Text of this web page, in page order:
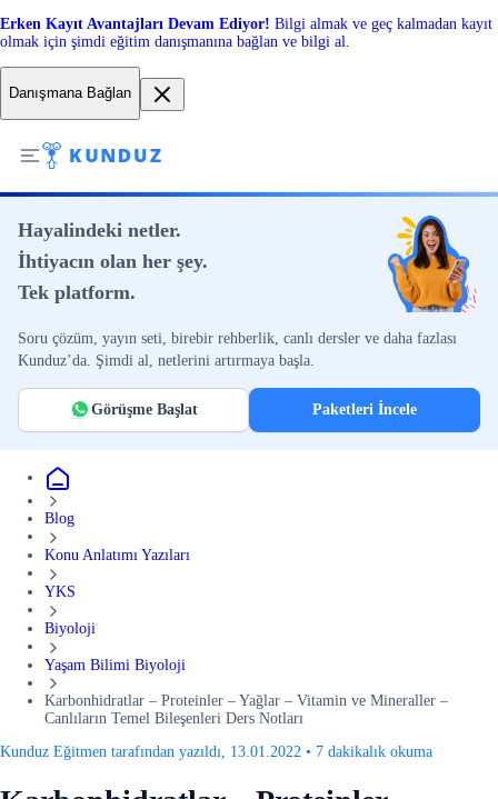
Erken Kayıt Avantajları Devam Ediyor! Bilgi almak ve geç kalmadan kayıt
olmak için şimdi eğitim danışmanına bağlan ve bilgi al.
Danışmana Bağlan
Hayalindeki netler.
İhtiyacın olan her şey.
Tek platform.
Soru çözüm, yayın seti, birebir rehberlik, canlı dersler ve daha fazlası
Kunduz’da. Şimdi al, netlerini artırmaya başla.
Görüşme Başlat Paketleri İncele
Blog
Konu Anlatımı Yazıları
YKS
Biyoloji
Yaşam Bilimi Biyoloji
Karbonhidratlar – Proteinler – Yağlar – Vitamin ve Mineraller –
Canlıların Temel Bileşenleri Ders Notları
Kunduz Eğitmen tarafından yazıldı, 13.01.2022 • 7 dakikalık okuma